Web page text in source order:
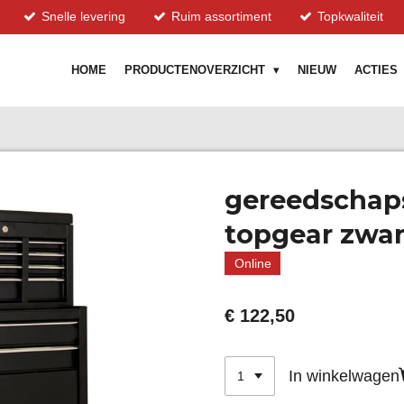
Snelle levering Ruim assortiment Topkwaliteit
HOME PRODUCTENOVERZICHT NIEUW ACTIES
topgear
Online
€ 122,50
In winkelwagen